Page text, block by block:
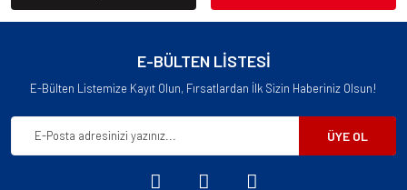
E-BÜLTEN LİSTESİ
E-Bülten Listemize Kayıt Olun, Fırsatlardan İlk Sizin Haberiniz Olsun!
ÜYE OL